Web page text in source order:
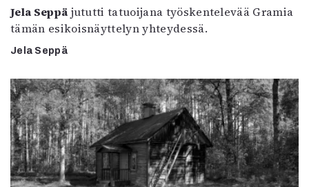
Jela Seppä jututti tatuoijana työskentelevää Gramia
tämän esikoisnäyttelyn yhteydessä.
Jela Seppä